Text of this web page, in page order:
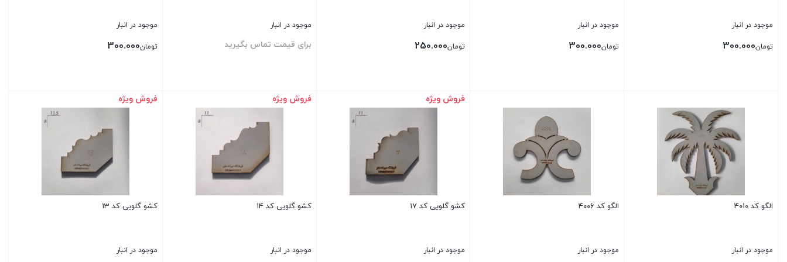
موجود در انبار
تومان300.000
موجود در انبار
تومان300.000
موجود در انبار
تومان250.000
بستن
موجود در انبار
برای قیمت تماس بگیرید
بستن
موجود در انبار
تومان300.000
بستن
الگو کد 4010
موجود در انبار
الگو کد ۴۰۰۶
موجود در انبار
فروش ویژه
کشو گلویی کد 17
موجود در انبار
فروش ویژه
کشو گلویی کد 14
موجود در انبار
فروش ویژه
کشو گلویی کد 13
موجود در انبار